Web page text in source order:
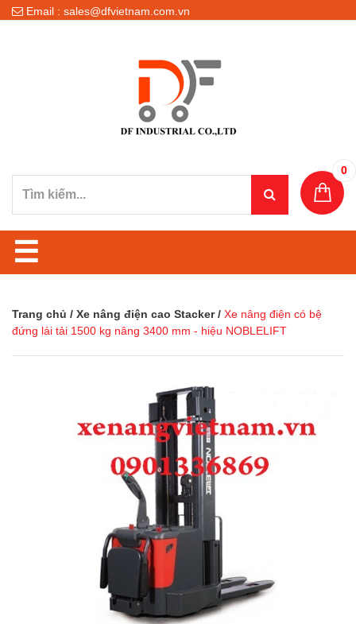
Email : sales@dfvietnam.com.vn
0
☰
Trang chủ / Xe nâng điện cao Stacker / Xe nâng điện có bệ
đứng lái tải 1500 kg nâng 3400 mm - hiệu NOBLELIFT